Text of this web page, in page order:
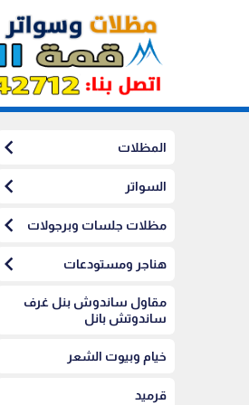
المظلات chevron_left
السواتر chevron_left
مظلات جلسات وبرجولات chevron_left
هناجر ومستودعات chevron_left
مقاول ساندوش بنل غرف
ساندوتش بانل
خيام وبيوت الشعر
قرميد